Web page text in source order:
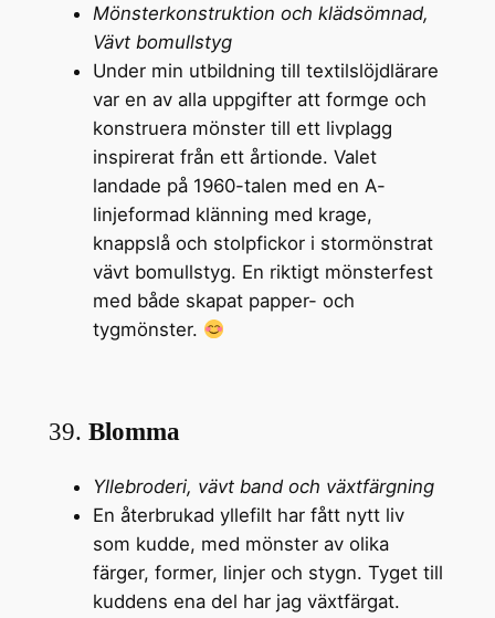
Mönsterkonstruktion och klädsömnad,
Vävt bomullstyg
Under min utbildning till textilslöjdlärare
var en av alla uppgifter att formge och
konstruera mönster till ett livplagg
inspirerat från ett årtionde. Valet
landade på 1960-talen med en A-
linjeformad klänning med krage,
knappslå och stolpfickor i stormönstrat
vävt bomullstyg. En riktigt mönsterfest
med både skapat papper- och
tygmönster.
39. Blomma
Yllebroderi, vävt band och växtfärgning
En återbrukad yllefilt har fått nytt liv
som kudde, med mönster av olika
färger, former, linjer och stygn. Tyget till
kuddens ena del har jag växtfärgat.